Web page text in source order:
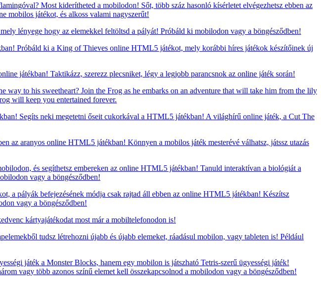
Most kiderítheted a mobilodon! Sőt, több száz hasonló kísérletet elvégezhetsz ebben az
mobilos játékot, és alkoss valami nagyszerűt!
lényege hogy az elemekkel feltöltsd a pályát! Próbáld ki mobilodon vagy a böngésződben!
Próbáld ki a King of Thieves online HTML5 játékot, mely korábbi híres játékok készítőinek új
játékban! Taktikázz, szerezz plecsniket, légy a legjobb parancsnok az online játék során!
to his sweetheart? Join the Frog as he embarks on an adventure that will take him from the lily
will keep you entertained forever.
Segíts neki megetetni őseit cukorkával a HTML5 játékban! A világhírű online játék, a Cut The
az aranyos online HTML5 játékban! Könnyen a mobilos játék mesterévé válhatsz, játssz utazás
és segíthetsz embereken az online HTML5 játékban! Tanuld interaktívan a biológiát a
vagy a böngésződben!
a pályák befejezésének módja csak rajtad áll ebben az online HTML5 játékban! Készítsz
vagy a böngésződben!
kártyajátékodat most már a mobiltelefonodon is!
tudsz létrehozni újabb és újabb elemeket, ráadásul mobilon, vagy tableten is! Például
játék a Monster Blocks, hanem egy mobilon is játszható Tetris-szerű ügyességi játék!
vagy több azonos színű elemet kell összekapcsolnod a mobilodon vagy a böngésződben!